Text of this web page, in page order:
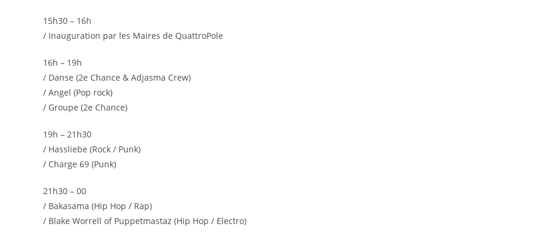
15h30 – 16h
/ Inauguration par les Maires de QuattroPole
16h – 19h
/ Danse (2e Chance & Adjasma Crew)
/ Angel (Pop rock)
/ Groupe (2e Chance)
19h – 21h30
/ Hassliebe (Rock / Punk)
/ Charge 69 (Punk)
21h30 – 00
/ Bakasama (Hip Hop / Rap)
/ Blake Worrell of Puppetmastaz (Hip Hop / Electro)